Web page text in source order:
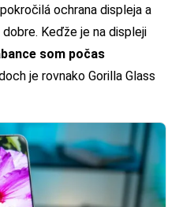
ochrana displeja a
Keďže je na displeji
som počas
je rovnako Gorilla Glass